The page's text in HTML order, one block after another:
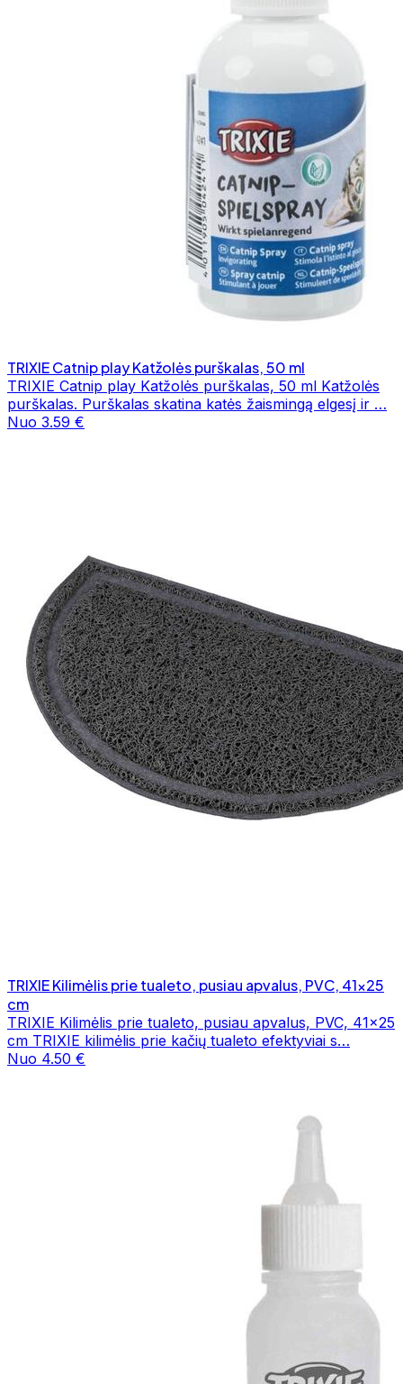
TRIXIE Catnip play Katžolės purškalas, 50 ml
TRIXIE Catnip play Katžolės purškalas, 50 ml Katžolės
purškalas. Purškalas skatina katės žaismingą elgesį ir …
Nuo 3.59 €
TRIXIE Kilimėlis prie tualeto, pusiau apvalus, PVC, 41x25
cm
TRIXIE Kilimėlis prie tualeto, pusiau apvalus, PVC, 41x25
cm TRIXIE kilimėlis prie kačių tualeto efektyviai s…
Nuo 4.50 €